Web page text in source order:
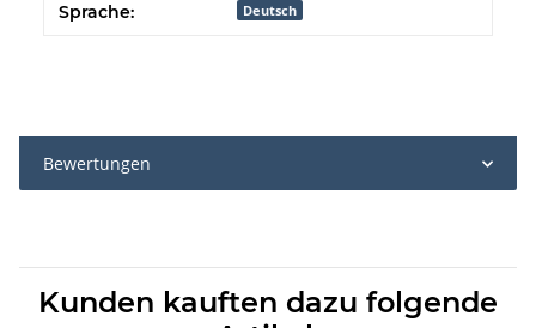
Sprache: Deutsch
Bewertungen
Kunden kauften dazu folgende